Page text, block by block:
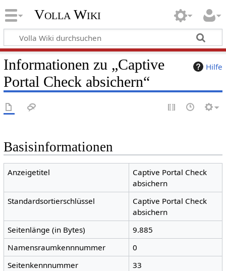
Volla Wiki
Hilfe
Informationen zu „Captive
Portal Check absichern“
Basisinformationen
Anzeigetitel
Captive Portal Check
absichern
Standardsortierschlüssel
Captive Portal Check
absichern
Seitenlänge (in Bytes)
9.885
Namensraumkennnummer
0
Seitenkennnummer
33